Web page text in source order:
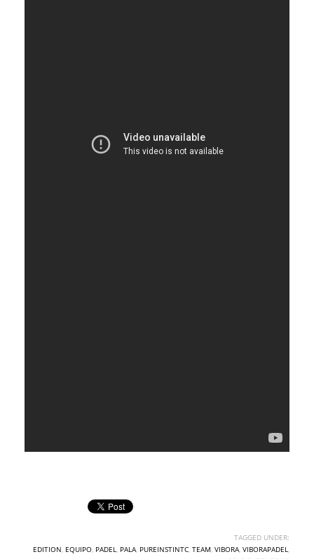
TAGGED UNDER:
EDITION EQUIPO PADEL PALA PUREINSTINTC TEAM VIBORA VIBORAPADEL